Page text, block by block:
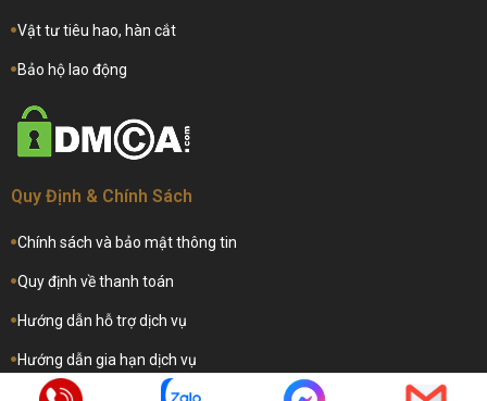
Vật tư tiêu hao, hàn cắt
Bảo hộ lao động
Quy Định & Chính Sách
Chính sách và bảo mật thông tin
Quy định về thanh toán
Hướng dẫn hỗ trợ dịch vụ
Hướng dẫn gia hạn dịch vụ